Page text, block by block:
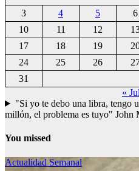
3
4 5 6
10
11 12
17
18 19
24
25 26
31
« Jul
"Si yo te debo una libra, tengo
millón, el problema es tuyo" John
You missed
Actualidad Semanal